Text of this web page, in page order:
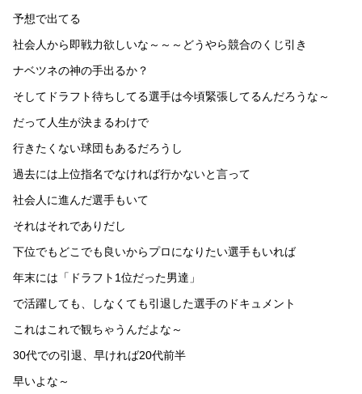
予想で出てる
社会人から即戦力欲しいな～～～どうやら競合のくじ引き
ナベツネの神の手出るか？
そしてドラフト待ちしてる選手は今頃緊張してるんだろうな～
だって人生が決まるわけで
行きたくない球団もあるだろうし
過去には上位指名でなければ行かないと言って
社会人に進んだ選手もいて
それはそれでありだし
下位でもどこでも良いからプロになりたい選手もいれば
年末には「ドラフト1位だった男達」
で活躍しても、しなくても引退した選手のドキュメント
これはこれで観ちゃうんだよな～
30代での引退、早ければ20代前半
早いよな～